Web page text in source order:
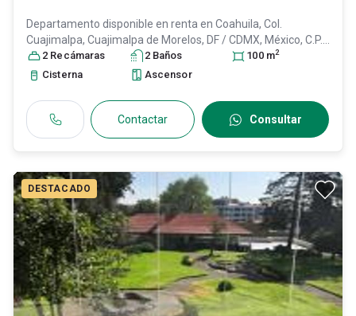
Departamento disponible en renta en Coahuila, Col.
Cuajimalpa, Cuajimalpa de Morelos, DF / CDMX, México, C.P.
05000, ID:29333502
2 Recámaras 2 Baños 100 m2
Cisterna Ascensor
Contactar Consultar
DESTACADO